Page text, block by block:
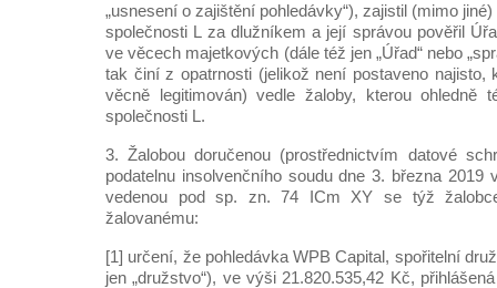
„usnesení o zajištění pohledávky“), zajistil (mimo
společnosti L za dlužníkem a její správou pověřil
ve věcech majetkových (dále též jen „Úřad“ nebo
tak činí z opatrnosti (jelikož není postaveno najisto,
věcně legitimován) vedle žaloby, kterou ohledně
společnosti L.
3. Žalobou doručenou (prostřednictvím datové
podatelnu insolvenčního soudu dne 3. března 2019
vedenou pod sp. zn. 74 ICm XY se týž
žalovanému:
[1] určení, že pohledávka WPB Capital, spořitelní
jen „družstvo“), ve výši 21.820.535,42 Kč,